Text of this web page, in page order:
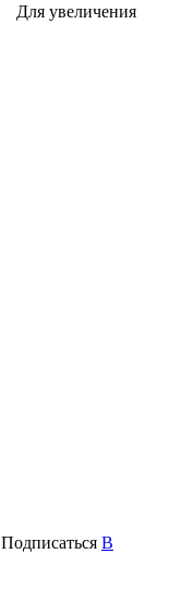
Для увеличения
Подписаться В